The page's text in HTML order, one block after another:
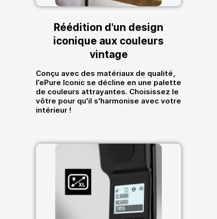
Réédition d'un design
iconique aux couleurs
vintage
Conçu avec des matériaux de qualité,
l’ePure Iconic se décline en une palette
de couleurs attrayantes. Choisissez le
vôtre pour qu'il s'harmonise avec votre
intérieur !